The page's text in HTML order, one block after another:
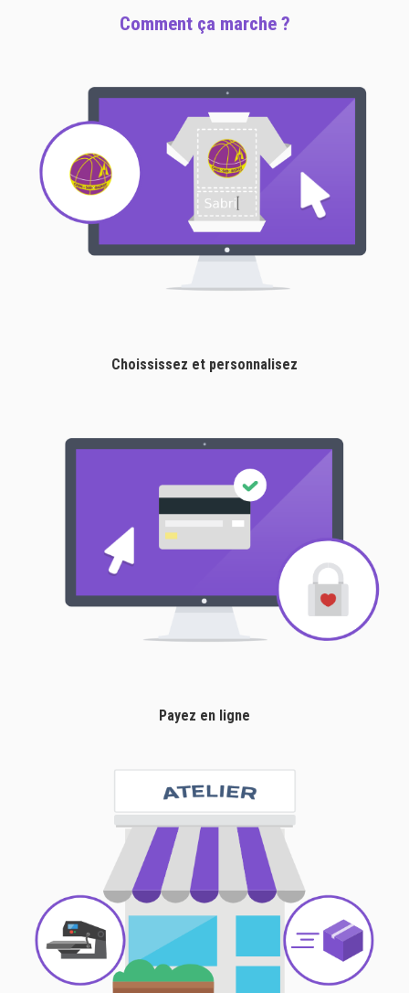
Comment ça marche ?
Choississez et personnalisez
Payez en ligne